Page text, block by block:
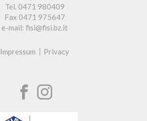
Tel. 0471 980409
Fax 0471 975647
e-mail: fisi@fisi.bz.it
Impressum Privacy